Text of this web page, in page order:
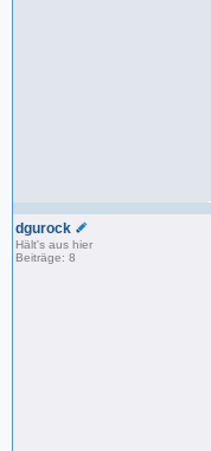
dgurock
Hält's aus hier
Beiträge: 8